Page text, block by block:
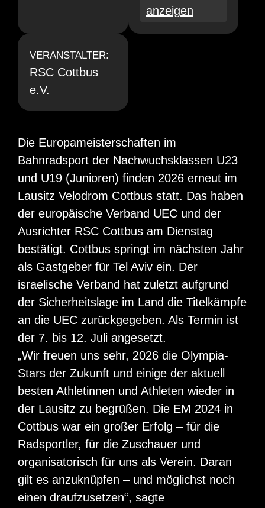
anzeigen
VERANSTALTER:
RSC Cottbus
e.V.
Die Europameisterschaften im
Bahnradsport der Nachwuchsklassen U23
und U19 (Junioren) finden 2026 erneut im
Lausitz Velodrom Cottbus statt. Das haben
der europäische Verband UEC und der
Ausrichter RSC Cottbus am Dienstag
bestätigt. Cottbus springt im nächsten Jahr
als Gastgeber für Tel Aviv ein. Der
israelische Verband hat zuletzt aufgrund
der Sicherheitslage im Land die Titelkämpfe
an die UEC zurückgegeben. Als Termin ist
der 7. bis 12. Juli angesetzt.
„Wir freuen uns sehr, 2026 die Olympia-
Stars der Zukunft und einige der aktuell
besten Athletinnen und Athleten wieder in
der Lausitz zu begrüßen. Die EM 2024 in
Cottbus war ein großer Erfolg – für die
Radsportler, für die Zuschauer und
organisatorisch für uns als Verein. Daran
gilt es anzuknüpfen – und möglichst noch
einen draufzusetzen“, sagte